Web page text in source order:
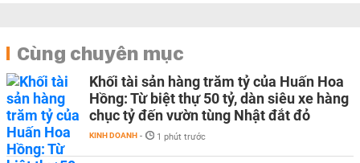
Cùng chuyên mục
Khối tài sản hàng trăm tỷ của Huấn Hoa
Hồng: Từ biệt thự 50 tỷ, dàn siêu xe hàng
chục tỷ đến vườn tùng Nhật đắt đỏ
KINH DOANH - 1 phút trước